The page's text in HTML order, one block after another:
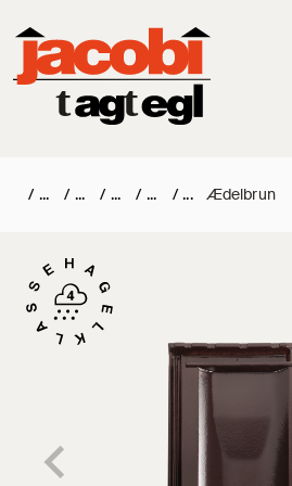
/ / / / / Ædelbrun